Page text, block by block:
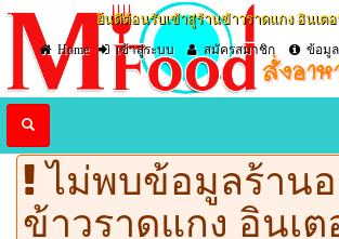
ยินดีต้อนรับเข้าสู่ร้านข้าวราดแกง อินเต
Home
เข้าสู่ระบบ สมัครสมาชิก ข้อมูล
ไม่พบข้อมูลร้านอ
ข้าวราดแกง อินเต